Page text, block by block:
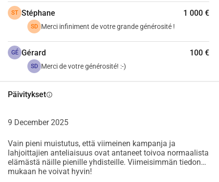
vuoden ajalta, sillä olen majoittanut luonani burundilaisia
lapsia, jotka ovat tulleet Eurooppaan sydänleikkaukseen.
Tämä yhdistys, joka on erikoistunut sairaita lapsia
koskevien hoitojen hallintaan Burundissa, hallinnoi
lahjoituksia.
ST Stéphane 1 000 €
SD Merci infiniment de votre grande générosité !
GÉ Gérard 100 €
SD Merci de votre générosité! :-)
Päivityksetinfo
9 December 2025
Vain pieni muistutus, että viimeinen kampanja ja
lahjoittajien anteliaisuus ovat antaneet toivoa normaalista
elämästä näille pienille yhdisteille. Viimeisimmän tiedon
mukaan he voivat hyvin!